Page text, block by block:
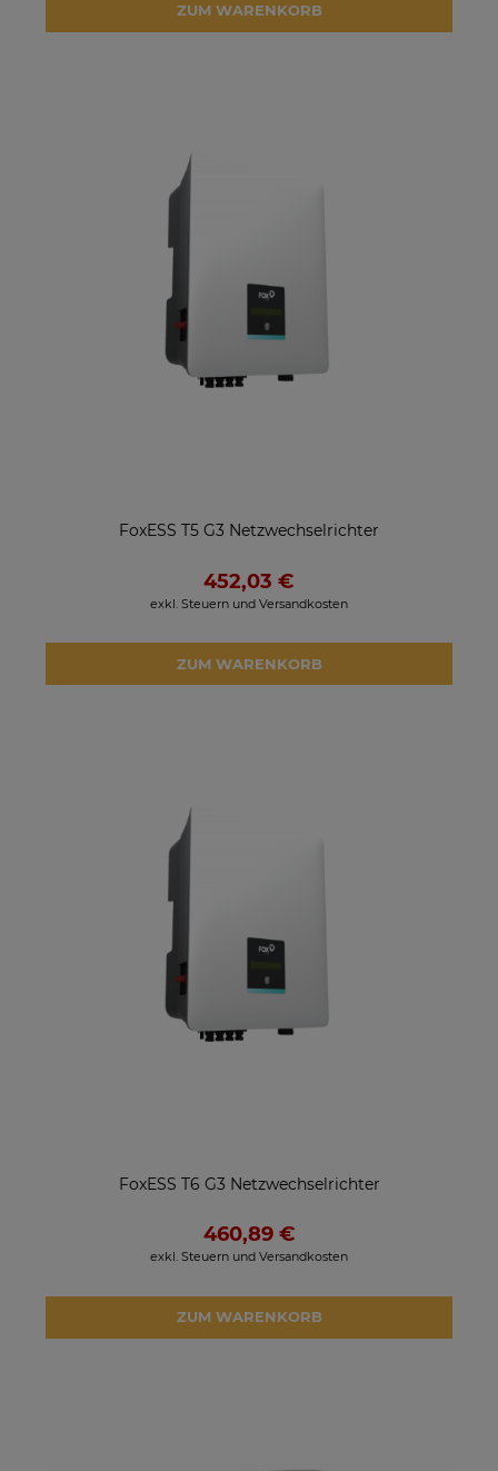
ZUM WARENKORB
FoxESS T5 G3 Netzwechselrichter
452,03 €
exkl. Steuern und Versandkosten
ZUM WARENKORB
FoxESS T6 G3 Netzwechselrichter
460,89 €
exkl. Steuern und Versandkosten
ZUM WARENKORB